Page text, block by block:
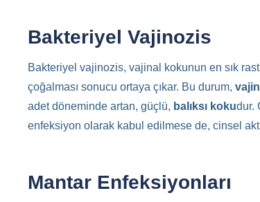
Bakteriyel Vajinozis
Bakteriyel vajinozis, vajinal kokunun en sık
çoğalması sonucu ortaya çıkar. Bu durum,
adet döneminde artan, güçlü, balıksı kokudur.
enfeksiyon olarak kabul edilmese de, cinsel
Mantar Enfeksiyonları